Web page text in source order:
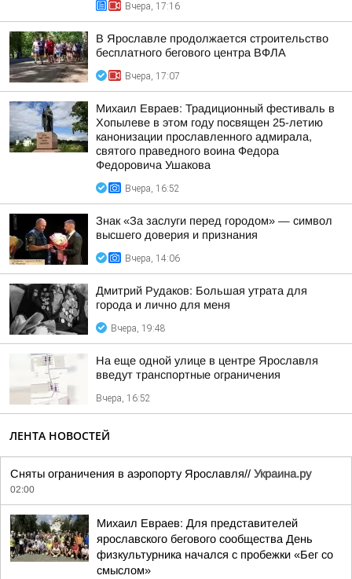
Вчера, 17:16
В Ярославле продолжается строительство
бесплатного бегового центра ВФЛА
Вчера, 17:07
Михаил Евраев: Традиционный фестиваль в
Хопылеве в этом году посвящен 25-летию
канонизации прославленного адмирала,
святого праведного воина Федора
Федоровича Ушакова
Вчера, 16:52
Знак «За заслуги перед городом» — символ
высшего доверия и признания
Вчера, 14:06
Дмитрий Рудаков: Большая утрата для
города и лично для меня
Вчера, 19:48
На еще одной улице в центре Ярославля
введут транспортные ограничения
Вчера, 16:52
ЛЕНТА НОВОСТЕЙ
Сняты ограничения в аэропорту Ярославля// Украина.ру
02:00
Михаил Евраев: Для представителей
ярославского бегового сообщества День
физкультурника начался с пробежки «Бег со
смыслом»